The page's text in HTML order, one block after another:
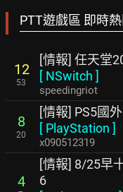
PTT遊戲區 即時
12
53
[情報] 任天堂
[ NSwitch ]
speedingriot
8
20
[情報] PS5國
[ PlayStation ]
x090512319
4
[情報] 8/25早
6